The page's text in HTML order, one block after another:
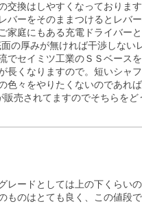
交換はしやすくなっておりま
バーをそのままつけるとレバ
家庭にもある充電ドライバー
の厚みが無ければ干渉しない
でセイミツ工業のＳＳベース
長くなりますので。短いシャ
色々をやりたくないのであれ
売されてますのでそちらをど
レードとしては上の下くらい
ものはとても良く、この値段